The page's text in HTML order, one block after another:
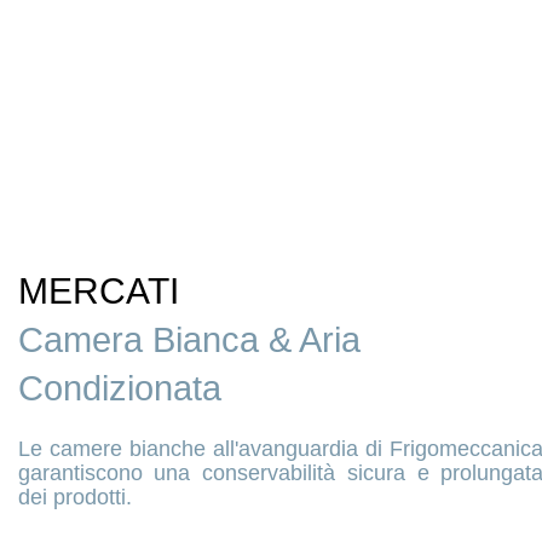
MERCATI
Camera Bianca & Aria
Condizionata
Le camere bianche all'avanguardia di
garantiscono una conservabilità sicura e
dei prodotti.